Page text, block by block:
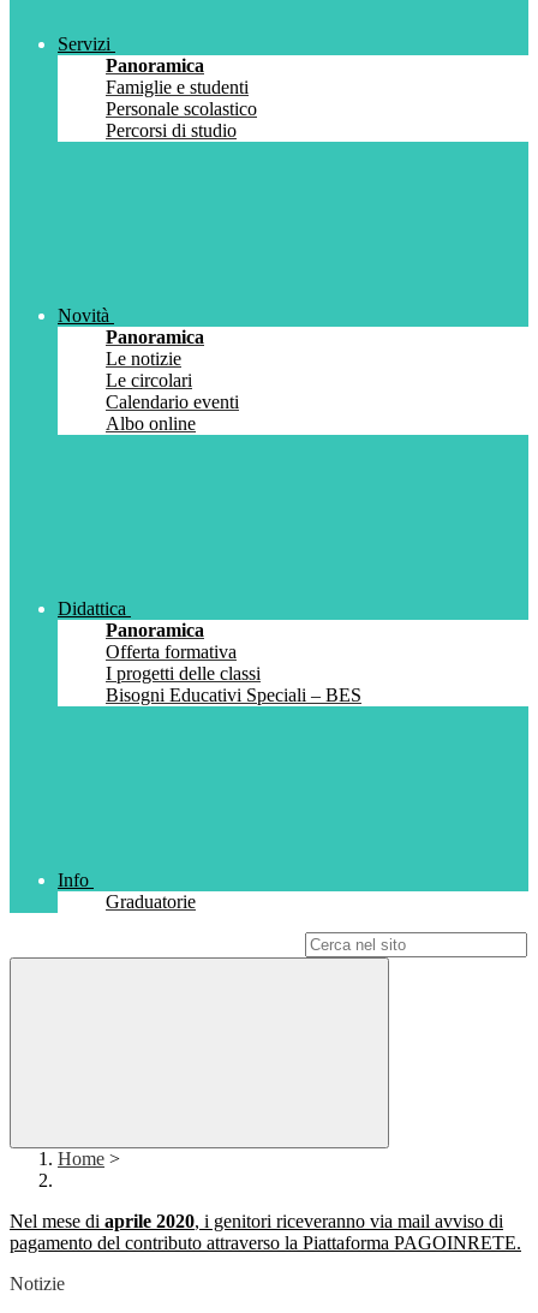
Servizi
Panoramica
Famiglie e studenti
Personale scolastico
Percorsi di studio
Novità
Panoramica
Le notizie
Le circolari
Calendario eventi
Albo online
Didattica
Panoramica
Offerta formativa
I progetti delle classi
Bisogni Educativi Speciali – BES
Info
Graduatorie
Home >
Nel mese di aprile 2020, i genitori riceveranno via mail avviso di
pagamento del contributo attraverso la Piattaforma PAGOINRETE.
Notizie